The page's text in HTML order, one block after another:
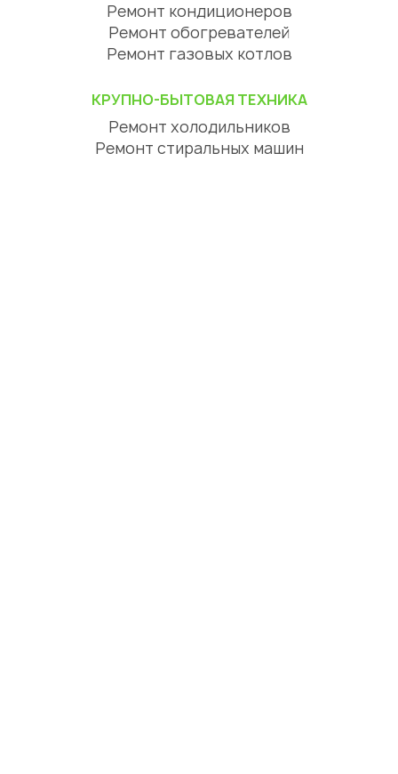
Ремонт кондиционеров
Ремонт обогревателей
Ремонт газовых котлов
КРУПНО-БЫТОВАЯ ТЕХНИКА
Ремонт холодильников
Ремонт стиральных машин